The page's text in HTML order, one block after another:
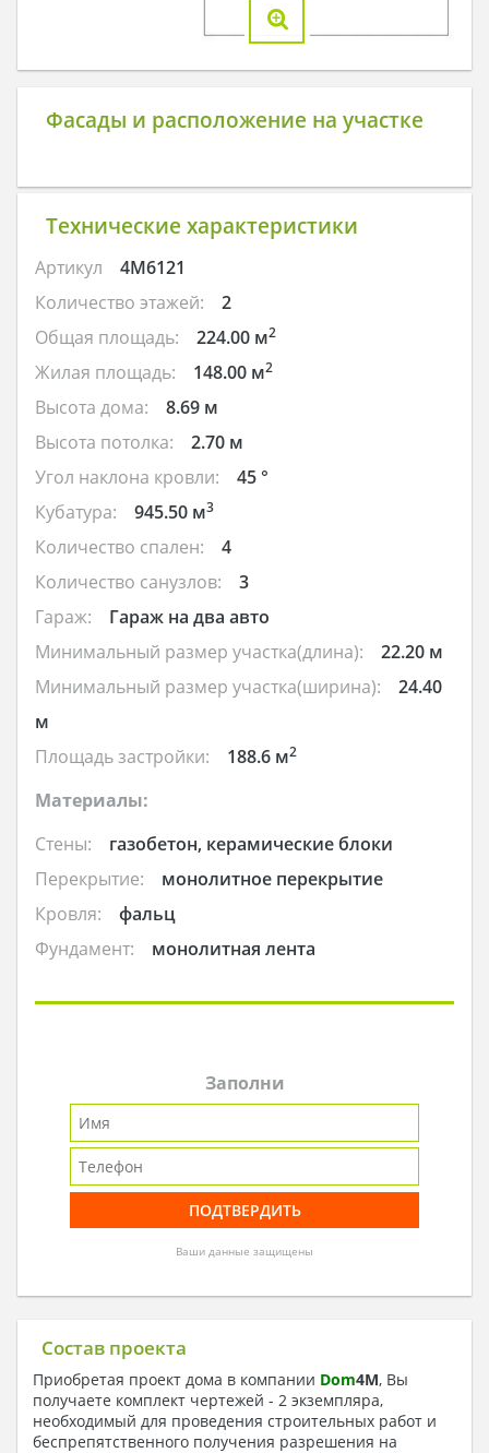
Фасады и расположение на участке
Технические характеристики
Артикул
4M6121
Количество этажей:
2
Общая площадь:
224.00 м2
Жилая площадь: 148.00 м2
Высота дома:
8.69 м
Высота потолка:
2.70 м
Угол наклона кровли:
45 °
Кубатура:
945.50 м3
Количество спален:
4
Количество санузлов:
3
Гараж:
Гараж на два авто
Минимальный размер участка(длина):
22.20 м
Минимальный размер участка(ширина):
24.40
м
Площадь застройки:
188.6 м2
Материалы:
Стены:
газобетон, керамические блоки
Перекрытие:
монолитное перекрытие
Кровля:
фальц
Фундамент:
монолитная лента
Заполни
Ваши данные защищены
Состав проекта
Приобретая проект дома в компании Dom4M, Вы
получаете комплект чертежей - 2 экземпляра,
необходимый для проведения строительных работ и
беспрепятственного получения разрешения на